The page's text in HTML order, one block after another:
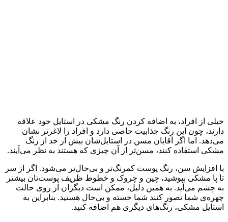
خیلی از افراد، به اضافه کردن رنگ مشکی در استایل خود علاقه
دارند، چون این رنگ جذابیت خاصی دارد و افراد را لاغرتر نشان
می‌دهد. اما اگر آقایان مسن در استایل‌شان بیش از حد از رنگ
مشکی استفاده کنند، مسن‌تر از آن چیزی که هستند به نظر می‌آیند.
با افزایش سن، رنگ پوست کمرنگ‌تر و بی‌حال‌تر می‌شود. اگر از سر
تا پا مشکی بپوشید، چین و چروک و خطوط ظریف پوست‌تان بیشتر
به چشم ‌می‌آید. به همین دلیل، ممکن است دیگران از روی حالت
چهره‌ی شما تصور کنند شما خسته و بی‌حال هستید. بنابراین به
استایل مشکی، رنگ‌های دیگری هم اضافه کنید.